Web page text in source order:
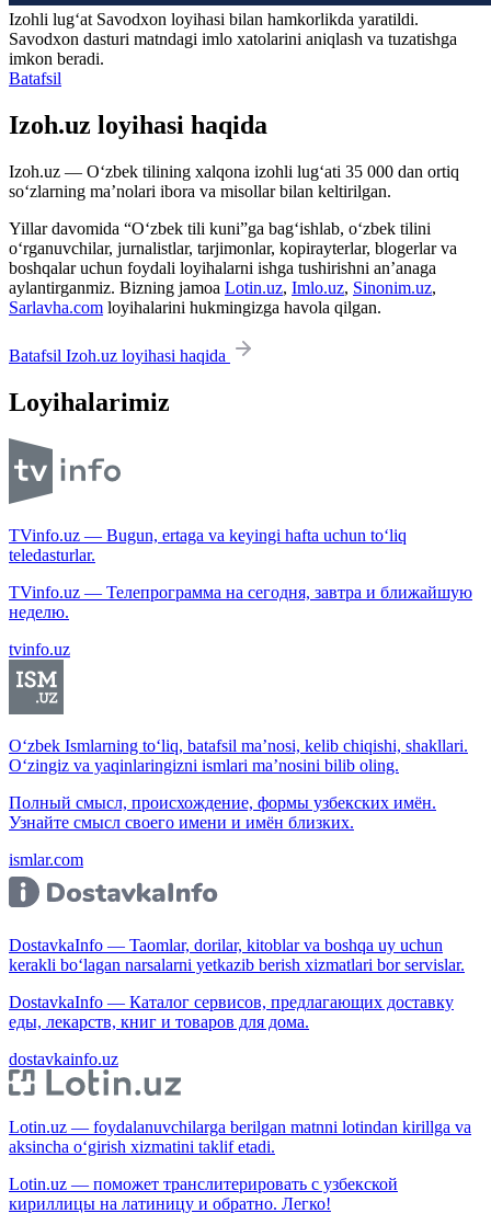
Izohli lugʻat Savodxon loyihasi bilan hamkorlikda yaratildi.
Savodxon dasturi matndagi imlo xatolarini aniqlash va tuzatishga
imkon beradi.
Batafsil
Izoh.uz loyihasi haqida
Izoh.uz — O‘zbek tilining xalqona izohli lug‘ati 35 000 dan ortiq
so‘zlarning ma’nolari ibora va misollar bilan keltirilgan.
Yillar davomida “O‘zbek tili kuni”ga bag‘ishlab, o‘zbek tilini
o‘rganuvchilar, jurnalistlar, tarjimonlar, kopirayterlar, blogerlar va
boshqalar uchun foydali loyihalarni ishga tushirishni an’anaga
aylantirganmiz. Bizning jamoa Lotin.uz, Imlo.uz, Sinonim.uz,
Sarlavha.com loyihalarini hukmingizga havola qilgan.
Batafsil Izoh.uz loyihasi haqida
Loyihalarimiz
TVinfo.uz — Bugun, ertaga va keyingi hafta uchun to‘liq
teledasturlar.
TVinfo.uz — Телепрограмма на сегодня, завтра и ближайшую
неделю.
tvinfo.uz
O‘zbek Ismlarning to‘liq, batafsil ma’nosi, kelib chiqishi, shakllari.
O‘zingiz va yaqinlaringizni ismlari ma’nosini bilib oling.
Полный смысл, происхождение, формы узбекских имён.
Узнайте смысл своего имени и имён близких.
ismlar.com
DostavkaInfo — Taomlar, dorilar, kitoblar va boshqa uy uchun
kerakli bo‘lagan narsalarni yetkazib berish xizmatlari bor servislar.
DostavkaInfo — Каталог сервисов, предлагающих доставку
еды, лекарств, книг и товаров для дома.
dostavkainfo.uz
Lotin.uz — foydalanuvchilarga berilgan matnni lotindan kirillga va
aksincha o‘girish xizmatini taklif etadi.
Lotin.uz — поможет транслитерировать с узбекской
кириллицы на латиницу и обратно. Легко!